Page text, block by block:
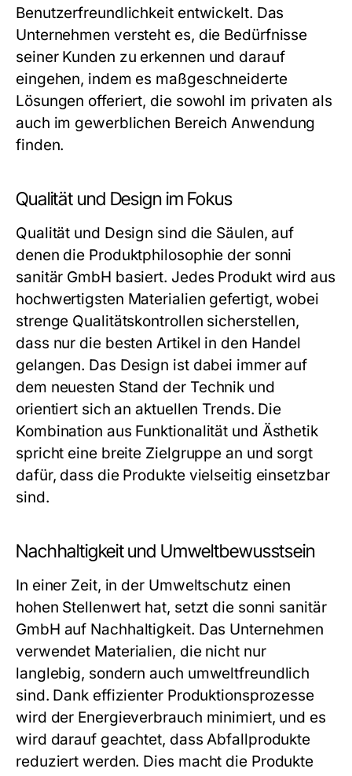
Benutzerfreundlichkeit entwickelt. Das
Unternehmen versteht es, die Bedürfnisse
seiner Kunden zu erkennen und darauf
eingehen, indem es maßgeschneiderte
Lösungen offeriert, die sowohl im privaten als
auch im gewerblichen Bereich Anwendung
finden.
Qualität und Design im Fokus
Qualität und Design sind die Säulen, auf
denen die Produktphilosophie der sonni
sanitär GmbH basiert. Jedes Produkt wird aus
hochwertigsten Materialien gefertigt, wobei
strenge Qualitätskontrollen sicherstellen,
dass nur die besten Artikel in den Handel
gelangen. Das Design ist dabei immer auf
dem neuesten Stand der Technik und
orientiert sich an aktuellen Trends. Die
Kombination aus Funktionalität und Ästhetik
spricht eine breite Zielgruppe an und sorgt
dafür, dass die Produkte vielseitig einsetzbar
sind.
Nachhaltigkeit und Umweltbewusstsein
In einer Zeit, in der Umweltschutz einen
hohen Stellenwert hat, setzt die sonni sanitär
GmbH auf Nachhaltigkeit. Das Unternehmen
verwendet Materialien, die nicht nur
langlebig, sondern auch umweltfreundlich
sind. Dank effizienter Produktionsprozesse
wird der Energieverbrauch minimiert, und es
wird darauf geachtet, dass Abfallprodukte
reduziert werden. Dies macht die Produkte